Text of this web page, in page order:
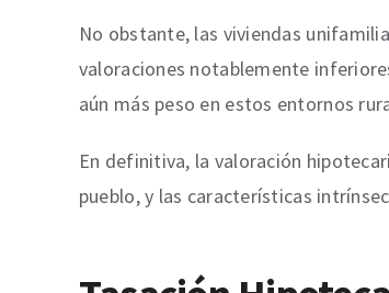
No obstante, las viviendas
valoraciones notablemente
aún más peso en estos entornos
En definitiva, la valoración
pueblo, y las características